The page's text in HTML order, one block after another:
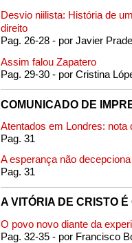
Desvio niilista: História de
direito
Pag. 26-28 - por Javier
Assim falou Zapatero
Pag. 29-30 - por Cristina
COMUNICADO DE
Atentados em Londres: nota
Pag. 31
A esperança não decepciona
Pag. 31
A VITÓRIA DE CRISTO
O povo novo diante da
Pag. 32-35 - por Francisco